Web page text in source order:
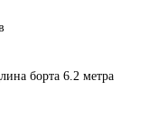
борта 6.2 метра